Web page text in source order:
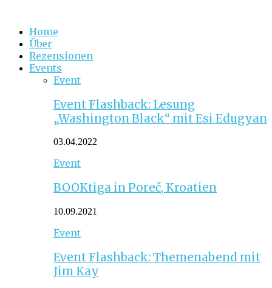
Home
Über
Rezensionen
Events
Event
Event Flashback: Lesung
„Washington Black“ mit Esi Edugyan
03.04.2022
Event
BOOKtiga in Poreč, Kroatien
10.09.2021
Event
Event Flashback: Themenabend mit
Jim Kay